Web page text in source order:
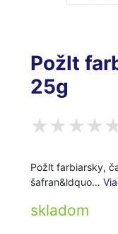
Požlt
25g
Požlt farbiarsky,
šafran&ldquo…
skladom